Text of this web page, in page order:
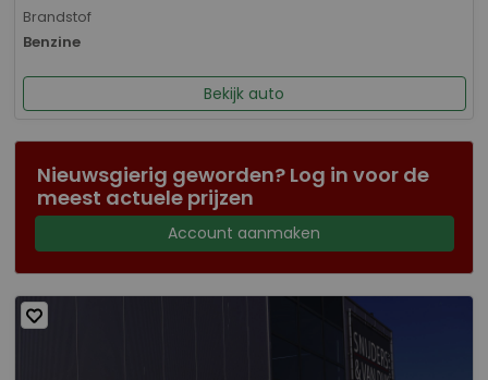
Brandstof
Benzine
Bekijk auto
Nieuwsgierig geworden? Log in voor de
meest actuele prijzen
Account aanmaken